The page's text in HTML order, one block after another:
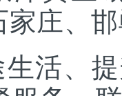
家庄、
活、提